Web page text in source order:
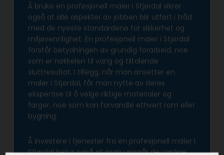
Å bruke en profesjonell maler i Stjørdal sikrer
også at alle aspekter av jobben blir utført i tråd
med de nyeste standardene for sikkerhet og
miljøvennlighet. En profesjonell maler i Stjørdal
forstår betydningen av grundig forarbeid, noe
som er nøkkelen til varig og tiltalende
sluttresultat. I tillegg, når man ansetter en
maler i Stjørdal, får man nytte av deres
ekspertise til å velge riktige materialer og
farger, noe som kan forvandle ethvert rom eller
bygning.
Å investere i tjenester fra en profesjonell maler i
Stjørdal betyr også at man unngår de vanlige